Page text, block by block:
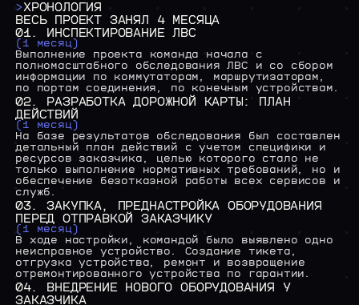
>ХРОНОЛОГИЯ
ВЕСЬ
ПРОЕКТ ЗАНЯЛ 4
МЕСЯЦА
01.
ИНСПЕКТИРОВАНИЕ ЛВС
(1
месяц)
Выполнение
проекта команда начала
c
полномасштабного
обследования ЛВС и со
сбором
информации
по коммутаторам,
маршрутизаторам,
по
портам соединения, по конечным устройствам.
02. РАЗРАБОТКА ДОРОЖНОЙ КАРТЫ:
ПЛАН
ДЕЙСТВИЙ
(1
месяц)
На
базе результатов обследования был
составлен
детальный
план действий с учетом специфики
и
ресурсов
заказчика, целью которого стало
не
только
выполнение нормативных требований, но
и
обеспечение
безотказной работы всех сервисов
и
служб.
03. ЗАКУПКА, ПРЕДНАСТРОЙКА
ОБОРУДОВАНИЯ
ПЕРЕД
ОТПРАВКОЙ ЗАКАЗЧИКУ
(1
месяц)
В
ходе настройки, командой было выявлено
одно
неисправное
устройство. Создание
тикета,
отгрузка
устройства, ремонт и
возвращение
отремонтированного
устройства по гарантии.
04. ВНЕДРЕНИЕ НОВОГО ОБОРУДОВАНИЯ
У
ЗАКАЗЧИКА